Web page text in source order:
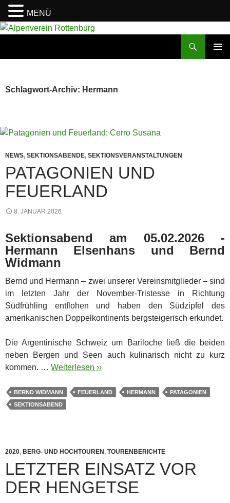
Zum
Schlagwort-Archiv: Hermann
NEWS, SEKTIONSABENDE, SEKTIONSVERANSTALTUNGEN
PATAGONIEN UND
FEUERLAND
8. JANUAR 2026
Sektionsabend am 05.02.2026 -
Hermann Elsenhans und Bernd
Widmann
Bernd und Hermann – zwei unserer Vereinsmitglieder – sind
im letzten Jahr der November-Tristesse in Richtung
Südfrühling entflohen und haben den Südzipfel des
amerikanischen Doppelkontinents bergsteigerisch erkundet.
Die Argentinische Schweiz um Bariloche ließ die beiden
neben Bergen und Seen auch kulinarisch nicht zu kurz
kommen. … Weiterlesen ››
BERND WIDMANN FEUERLAND HERMANN
PATAGONIEN
SEKTIONSABEND
2020, BERG- UND HOCHTOUREN, TOURENBERICHTE
LETZTER EINSATZ VOR
DER HENGETSE
MENÜ